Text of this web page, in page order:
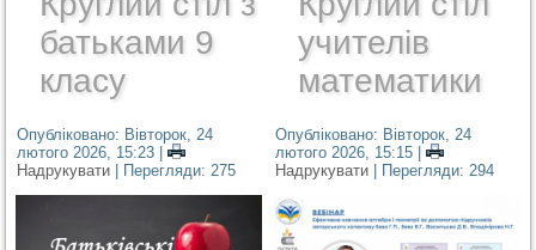
батьками 9
класу
Опубліковано: Вівторок, 24
лютого 2026, 15:23 |
Надрукувати
| Перегляди: 275
учителів
математики
Опубліковано: Вівторок, 24
лютого 2026, 15:15|
Надрукувати
| Перегляди: 294